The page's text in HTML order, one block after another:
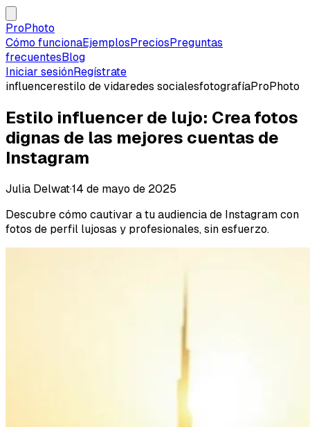
ProPhoto
Cómo funcionaEjemplosPreciosPreguntas
frecuentesBlog
Iniciar sesiónRegístrate
influencerestilo de vidaredes socialesfotografíaProPhoto
Estilo influencer de lujo: Crea fotos
dignas de las mejores cuentas de
Instagram
Julia Delwat·14 de mayo de 2025
Descubre cómo cautivar a tu audiencia de Instagram con
fotos de perfil lujosas y profesionales, sin esfuerzo.